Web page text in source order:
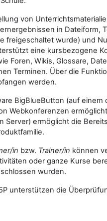
von
in Dateiform,
freigeschaltet wurde) und
eine kursbezogene
Foren, Wikis, Glossare,
Terminen. Über die
werden.
BigBlueButton (auf einem
Webkonferenzen
Server) ermöglicht die
in bzw. Trainer/in können
oder ganze Kurse
wurden.
unterstützen die